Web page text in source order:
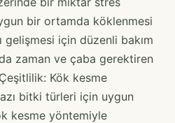
bir ortamda köklenmesi
gelişmesi için düzenli bakım
zaman ve çaba gerektiren
Kök kesme
bitki türleri için uygun
kesme yöntemiyle